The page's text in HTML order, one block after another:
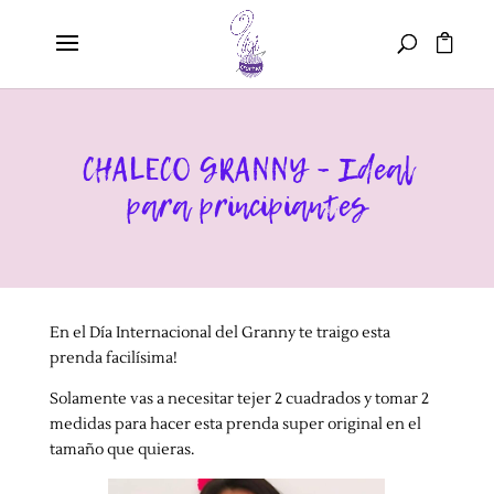
CHALECO GRANNY – Ideal
para principiantes
En el Día Internacional del Granny te traigo esta
prenda facilísima!
Solamente vas a necesitar tejer 2 cuadrados y tomar 2
medidas para hacer esta prenda super original en el
tamaño que quieras.